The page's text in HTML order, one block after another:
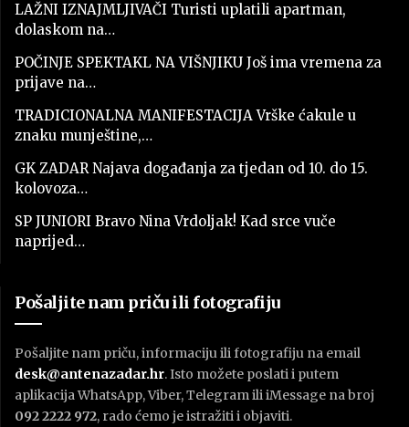
LAŽNI IZNAJMLJIVAČI Turisti uplatili apartman,
dolaskom na…
POČINJE SPEKTAKL NA VIŠNJIKU Još ima vremena za
prijave na…
TRADICIONALNA MANIFESTACIJA Vrške ćakule u
znaku munještine,…
GK ZADAR Najava događanja za tjedan od 10. do 15.
kolovoza…
SP JUNIORI Bravo Nina Vrdoljak! Kad srce vuče
naprijed…
Pošaljite nam priču ili fotografiju
Pošaljite nam priču, informaciju ili fotografiju na email
desk@antenazadar.hr. Isto možete poslati i putem
aplikacija WhatsApp, Viber, Telegram ili iMessage na broj
092 2222 972, rado ćemo je istražiti i objaviti.